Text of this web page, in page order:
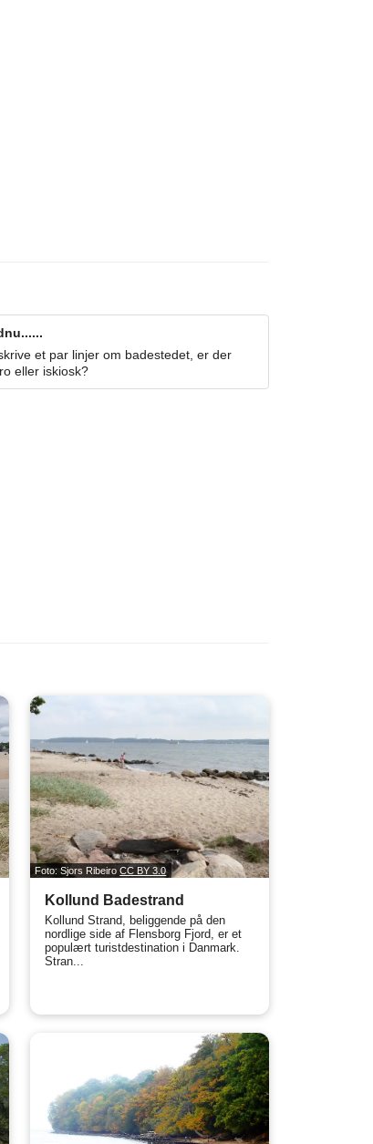
et par linjer om badestedet, er der
eller iskiosk?
Foto: Sjors RibeiroCC BY 3.0
Kollund Badestrand
Kollund Strand, beliggende på den
nordlige side af Flensborg Fjord, er et
populært turistdestination i Danmark.
Stran...